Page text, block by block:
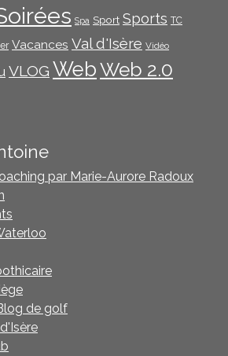
Spa Sport Sports TC
Vacances Val d'Isère Vidéo
VLOG WebWeb 2.0
par Marie-Aurore Radoux
de golf